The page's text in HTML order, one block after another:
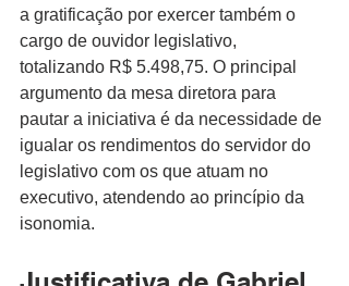
a gratificação por exercer também o
cargo de ouvidor legislativo,
totalizando R$ 5.498,75. O principal
argumento da mesa diretora para
pautar a iniciativa é da necessidade de
igualar os rendimentos do servidor do
legislativo com os que atuam no
executivo, atendendo ao princípio da
isonomia.